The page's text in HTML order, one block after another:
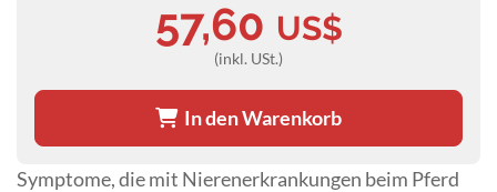
Symptome, die mit Nierenerkrankungen beim Pferd
57,60 US$
(inkl. USt.)
In den Warenkorb